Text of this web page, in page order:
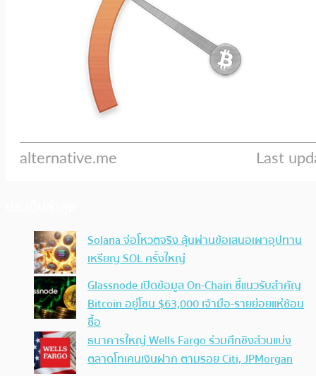
Solana จ่อโหวตจริง ลุ้นผ่านข้อเสนอเผาอุปทาน
เหรียญ SOL ครั้งใหญ่
Glassnode เปิดข้อมูล On-Chain ชี้แนวรับสำคัญ
Bitcoin อยู่โซน $63,000 เจ้ามือ-รายย่อยแห่ช้อน
ซื้อ
ธนาคารใหญ่ Wells Fargo ร่วมศึกชิงส่วนแบ่ง
ตลาดโทเคนเงินฝาก ตามรอย Citi, JPMorgan